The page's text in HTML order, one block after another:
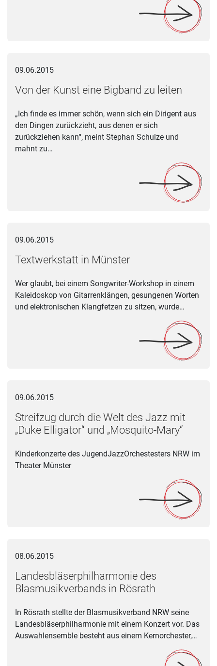
09.06.2015
Von der Kunst eine Bigband zu leiten
„Ich finde es immer schön, wenn sich ein Dirigent aus
den Dingen zurückzieht, aus denen er sich
zurückziehen kann“, meint Stephan Schulze und
mahnt zu…
09.06.2015
Textwerkstatt in Münster
Wer glaubt, bei einem Songwriter-Workshop in einem
Kaleidoskop von Gitarrenklängen, gesungenen Worten
und elektronischen Klangfetzen zu sitzen, wurde…
09.06.2015
Streifzug durch die Welt des Jazz mit
„Duke Elligator“ und „Mosquito-Mary“
Kinderkonzerte des JugendJazzOrchestesters NRW im
Theater Münster
08.06.2015
Landesbläserphilharmonie des
Blasmusikverbands in Rösrath
In Rösrath stellte der Blasmusikverband NRW seine
Landesbläserphilharmonie mit einem Konzert vor. Das
Auswahlensemble besteht aus einem Kernorchester,…